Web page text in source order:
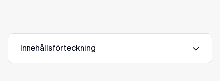
Innehållsförteckning